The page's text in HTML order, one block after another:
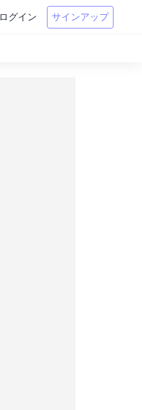
ログイン サインアップ